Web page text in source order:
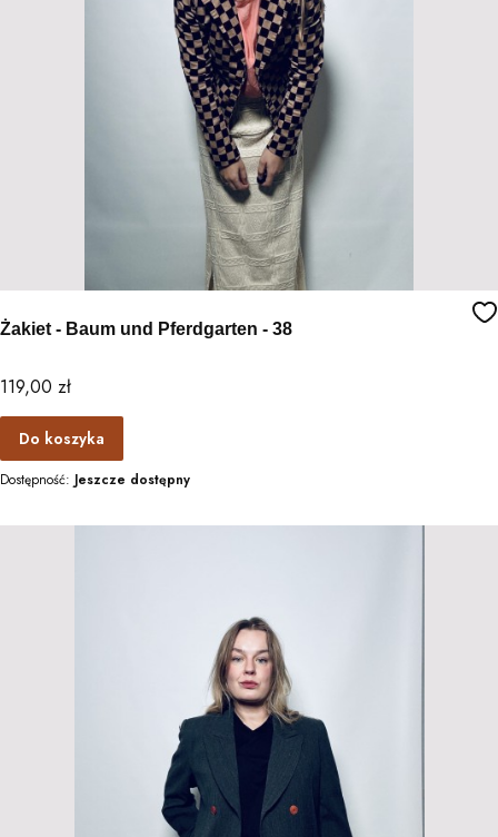
Żakiet - Baum und Pferdgarten - 38
Cena
119,00 zł
Do koszyka
Dostępność: Jeszcze dostępny